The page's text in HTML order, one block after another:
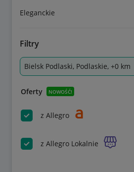
Eleganckie
Filtry
Bielsk Podlaski, Podlaskie, +0 km
Oferty NOWOŚĆ!
z Allegro
z Allegro Lokalnie